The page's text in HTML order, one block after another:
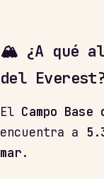
🏔 ¿A qué
del
El Campo
encuentra a
mar.